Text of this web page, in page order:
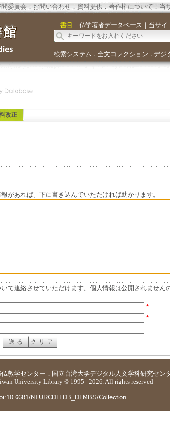
問委員会． お問い合わせ． 資料提供．著作権について．当
｜ 書目 ｜ 仏学著者データベース ｜ 当サイ
検索システム ． 全文コレクション ． デジ
改正
があれば、下に書き込んでいただければ助かります。
て連絡させていただけます。個人情報は公開されません
*
*
教学センター ． 国立台湾大学デジタル人文学科研究セン
University Library © 1995 - 2026. All rights reserved
NTURCDH.DB_DLMBS/Collection